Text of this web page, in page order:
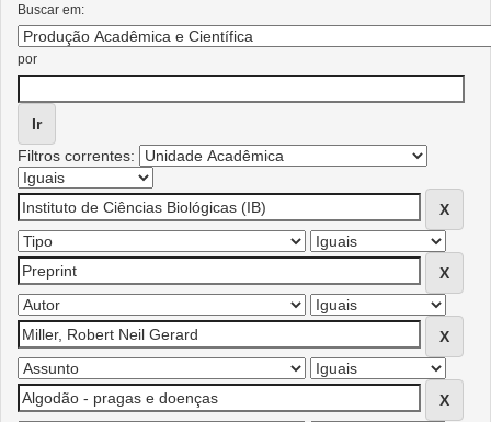
Buscar em:
por
Filtros correntes: